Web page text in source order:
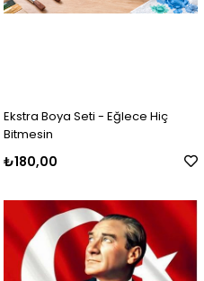
Ekstra Boya Seti - Eğlece Hiç
Bitmesin
₺180,00